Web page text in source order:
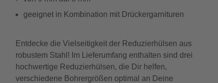
geeignet in Kombination mit Drückergarnituren
Entdecke die Vielseitigkeit der Reduzierhülsen aus
robustem Stahl! Im Lieferumfang enthalten sind drei
hochwertige Reduzierhülsen, die Dir helfen,
verschiedene Bohrergrößen optimal an Deine